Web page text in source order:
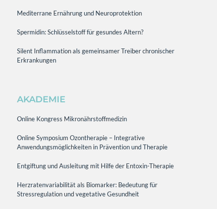
Mediterrane Ernährung und Neuroprotektion
Spermidin: Schlüsselstoff für gesundes Altern?
Silent Inflammation als gemeinsamer Treiber chronischer
Erkrankungen
AKADEMIE
Online Kongress Mikronährstoffmedizin
Online Symposium Ozontherapie – Integrative
Anwendungsmöglichkeiten in Prävention und Therapie
Entgiftung und Ausleitung mit Hilfe der Entoxin-Therapie
Herzratenvariabilität als Biomarker: Bedeutung für
Stressregulation und vegetative Gesundheit